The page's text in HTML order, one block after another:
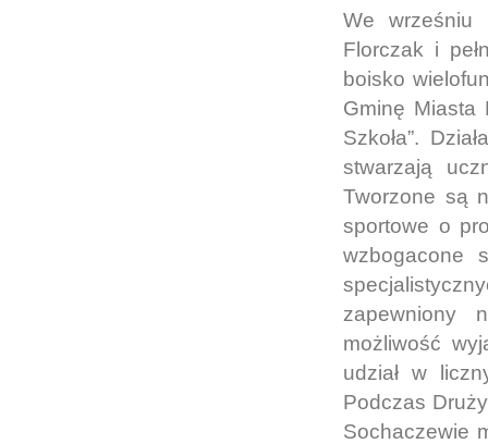
We wrześniu
Florczak i
boisko
Gminę Miasta
Szkoła”.
stwarzają
Tworzone są
sportowe o
wzbogacone
zapewniony
możliwość
udział w
Podczas
Sochaczewie